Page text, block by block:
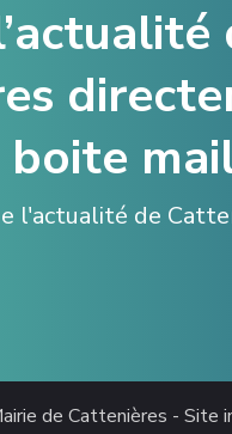
l'actualité de
de Cattenières - Site